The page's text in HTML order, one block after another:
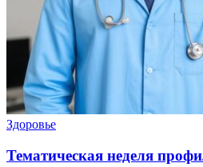
Здоровье
Тематическая неделя